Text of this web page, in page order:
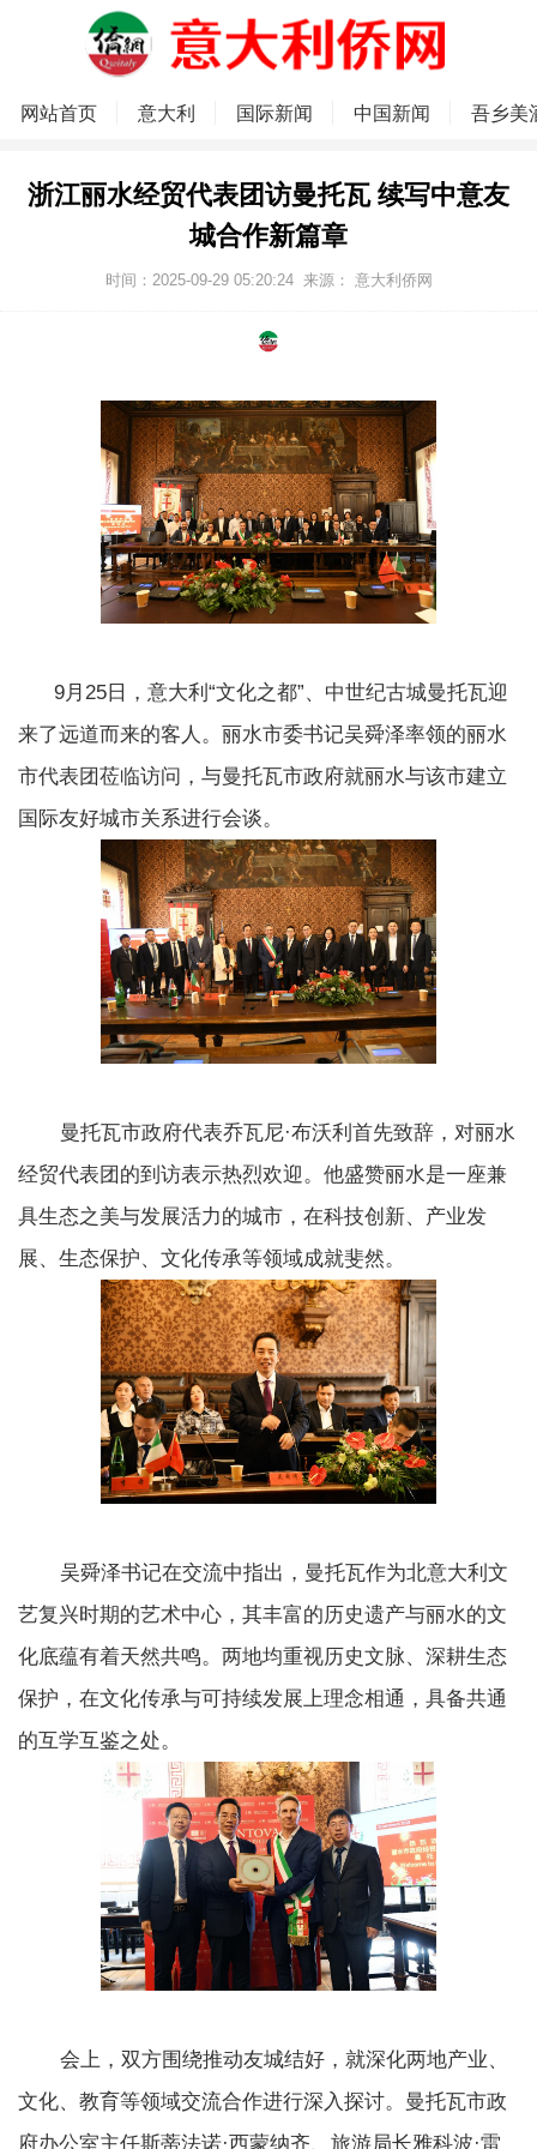
网站首页 意大利 国际新闻 中国新闻 吾乡美
浙江丽水经贸代表团访曼托瓦 续写中意友
城合作新篇章
时间：2025-09-29 05:20:24 来源： 意大利侨网
9月25日，意大利“文化之都”、中世纪古城曼托瓦迎
来了远道而来的客人。丽水市委书记吴舜泽率领的丽水
市代表团莅临访问，与曼托瓦市政府就丽水与该市建立
国际友好城市关系进行会谈。
曼托瓦市政府代表乔瓦尼·布沃利首先致辞，对丽水
经贸代表团的到访表示热烈欢迎。他盛赞丽水是一座兼
具生态之美与发展活力的城市，在科技创新、产业发
展、生态保护、文化传承等领域成就斐然。
吴舜泽书记在交流中指出，曼托瓦作为北意大利文
艺复兴时期的艺术中心，其丰富的历史遗产与丽水的文
化底蕴有着天然共鸣。两地均重视历史文脉、深耕生态
保护，在文化传承与可持续发展上理念相通，具备共通
的互学互鉴之处。
会上，双方围绕推动友城结好，就深化两地产业、
文化、教育等领域交流合作进行深入探讨。曼托瓦市政
府办公室主任斯蒂法诺·西蒙纳齐、旅游局长雅科波·雷